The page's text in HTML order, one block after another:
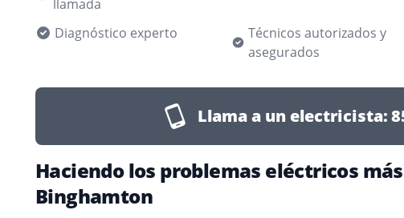
llamada
Diagnóstico experto
Técnicos autorizados y
asegurados
Llama a un electricista:
Haciendo los problemas eléctricos
Binghamton